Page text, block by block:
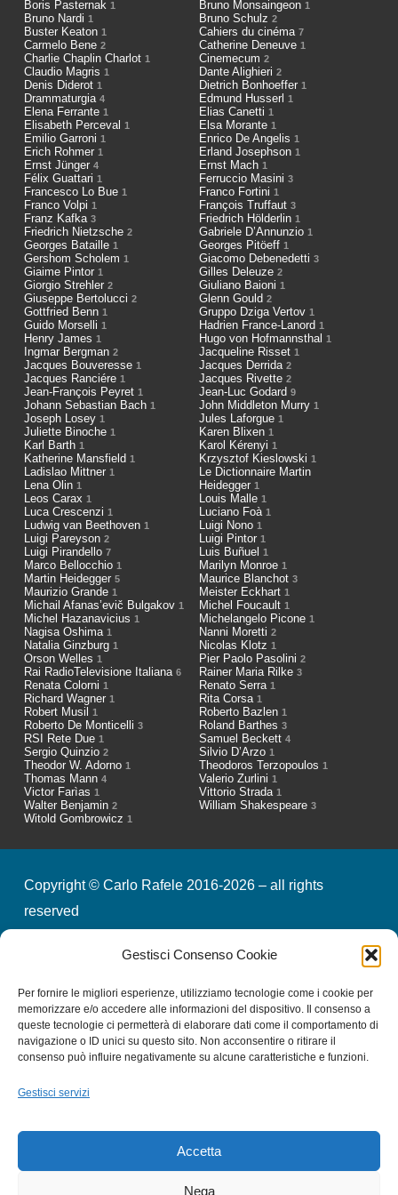
Gestisci Consenso Cookie
Per fornire le migliori esperienze, utilizziamo tecnologie come i cookie per
memorizzare e/o accedere alle informazioni del dispositivo. Il consenso a
queste tecnologie ci permetterà di elaborare dati come il comportamento di
navigazione o ID unici su questo sito. Non acconsentire o ritirare il
consenso può influire negativamente su alcune caratteristiche e funzioni.
Gestisci servizi
Accetta
Nega
Boris Pasternak 1 Bruno Monsaingeon 1
Bruno Nardi 1 Bruno Schulz 2
Buster Keaton 1 Cahiers du cinéma 7
Carmelo Bene 2 Catherine Deneuve 1
Charlie Chaplin Charlot 1 Cinemecum 2
Claudio Magris 1 Dante Alighieri 2
Denis Diderot 1 Dietrich Bonhoeffer 1
Drammaturgia 4 Edmund Husserl 1
Elena Ferrante 1 Elias Canetti 1
Elisabeth Perceval 1 Elsa Morante 1
Emilio Garroni 1 Enrico De Angelis 1
Erich Rohmer 1 Erland Josephson 1
Ernst Jünger 4 Ernst Mach 1
Félix Guattari 1 Ferruccio Masini 3
Francesco Lo Bue 1 Franco Fortini 1
Franco Volpi 1 François Truffaut 3
Franz Kafka 3 Friedrich Hölderlin 1
Friedrich Nietzsche 2 Gabriele D’Annunzio 1
Georges Bataille 1 Georges Pitöeff 1
Gershom Scholem 1 Giacomo Debenedetti 3
Giaime Pintor 1 Gilles Deleuze 2
Giorgio Strehler 2 Giuliano Baioni 1
Giuseppe Bertolucci 2 Glenn Gould 2
Gottfried Benn 1 Gruppo Dziga Vertov 1
Guido Morselli 1 Hadrien France-Lanord 1
Henry James 1 Hugo von Hofmannsthal 1
Ingmar Bergman 2 Jacqueline Risset 1
Jacques Bouveresse 1 Jacques Derrida 2
Jacques Ranciére 1 Jacques Rivette 2
Jean-François Peyret 1 Jean-Luc Godard 9
Johann Sebastian Bach 1 John Middleton Murry 1
Joseph Losey 1 Jules Laforgue 1
Juliette Binoche 1 Karen Blixen 1
Karl Barth 1 Karol Kérenyi 1
Katherine Mansfield 1 Krzysztof Kieslowski 1
Ladislao Mittner 1
Le Dictionnaire Martin
Heidegger 1
Lena Olin 1
Leos Carax 1 Louis Malle 1
Luca Crescenzi 1 Luciano Foà 1
Ludwig van Beethoven 1 Luigi Nono 1
Luigi Pareyson 2 Luigi Pintor 1
Luigi Pirandello 7 Luis Buñuel 1
Marco Bellocchio 1 Marilyn Monroe 1
Martin Heidegger 5 Maurice Blanchot 3
Maurizio Grande 1 Meister Eckhart 1
Michail Afanas’evič Bulgakov 1 Michel Foucault 1
Michel Hazanavicius 1 Michelangelo Picone 1
Nagisa Oshima 1 Nanni Moretti 2
Natalia Ginzburg 1 Nicolas Klotz 1
Orson Welles 1 Pier Paolo Pasolini 2
Rai RadioTelevisione Italiana 6 Rainer Maria Rilke 3
Renata Colorni 1 Renato Serra 1
Richard Wagner 1 Rita Corsa 1
Robert Musil 1 Roberto Bazlen 1
Roberto De Monticelli 3 Roland Barthes 3
RSI Rete Due 1 Samuel Beckett 4
Sergio Quinzio 2 Silvio D’Arzo 1
Theodor W. Adorno 1 Theodoros Terzopoulos 1
Thomas Mann 4 Valerio Zurlini 1
Victor Farìas 1 Vittorio Strada 1
Walter Benjamin 2 William Shakespeare 3
Witold Gombrowicz 1
Copyright © Carlo Rafele 2016-2026 – all rights
reserved
privacy & cookies
Iscriviti alla nostra Newsletter
Email*
Consento al trattamento dei miei dati